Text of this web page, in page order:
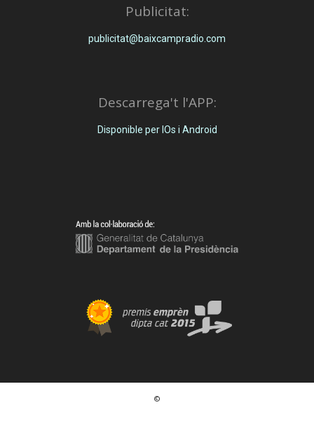
Publicitat:
publicitat@baixcampradio.com
Descarrega't l'APP:
Disponible per IOs i Android
©